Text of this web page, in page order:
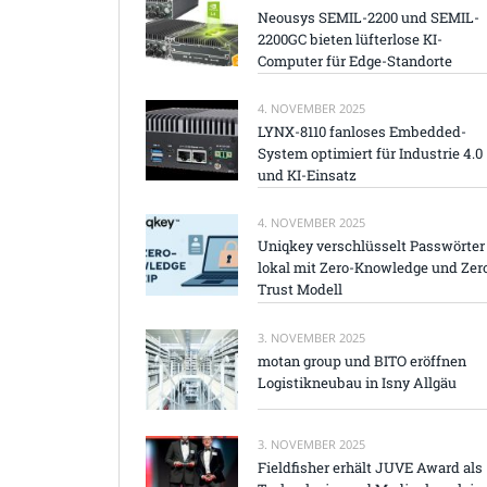
Neousys SEMIL-2200 und SEMIL-
2200GC bieten lüfterlose KI-
Computer für Edge-Standorte
4. NOVEMBER 2025
LYNX-8110 fanloses Embedded-
System optimiert für Industrie 4.0
und KI-Einsatz
4. NOVEMBER 2025
Uniqkey verschlüsselt Passwörter
lokal mit Zero-Knowledge und
Trust Modell
3. NOVEMBER 2025
motan group und BITO eröffnen
Logistikneubau in Isny Allgäu
3. NOVEMBER 2025
Fieldfisher erhält JUVE Award als